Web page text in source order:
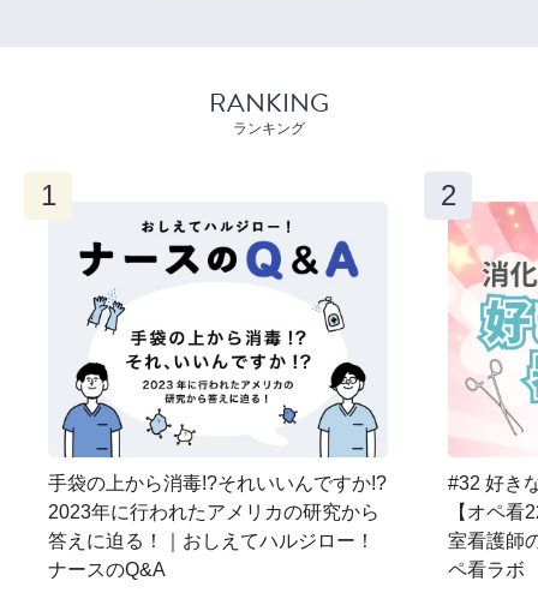
RANKING
ランキング
手袋の上から消毒!?それいいんですか!?
2023年に行われたアメリカの研究から
答えに迫る！｜おしえてハルジロー！
ナースのQ&A
#32 好き
【オペ看
室看護師
ペ看ラボ